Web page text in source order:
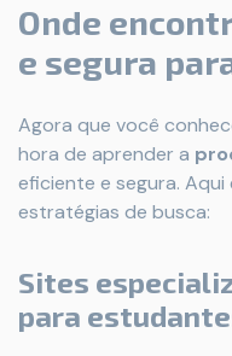
Onde
e segura
Agora que você
hora de aprender a
eficiente e segura.
estratégias de busca:
Sites
para